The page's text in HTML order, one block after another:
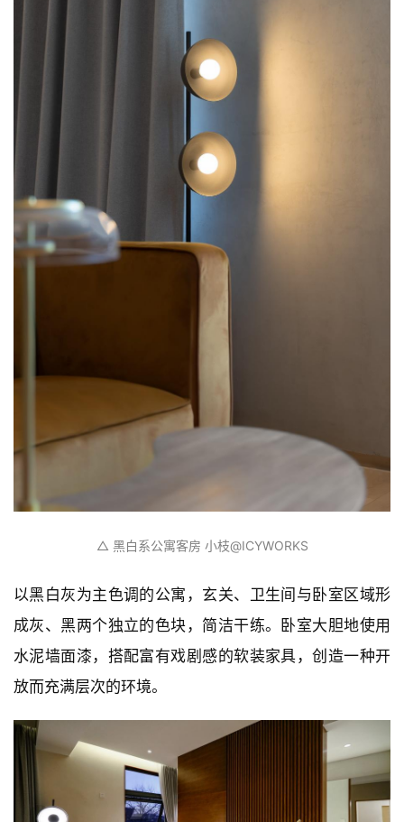
装的搭配也略显不同。